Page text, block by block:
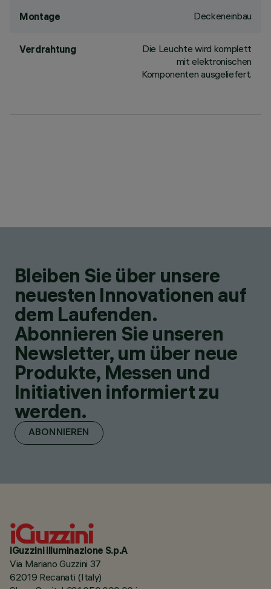
Montage Deckeneinbau
Verdrahtung
Die Leuchte wird komplett
mit elektronischen
Komponenten ausgeliefert.
Bleiben Sie über unsere
neuesten Innovationen auf
dem Laufenden.
Abonnieren Sie unseren
Newsletter, um über neue
Produkte, Messen und
Initiativen informiert zu
werden.
ABONNIEREN
iGuzzini illuminazione S.p.A
Via Mariano Guzzini 37
62019 Recanati (Italy)